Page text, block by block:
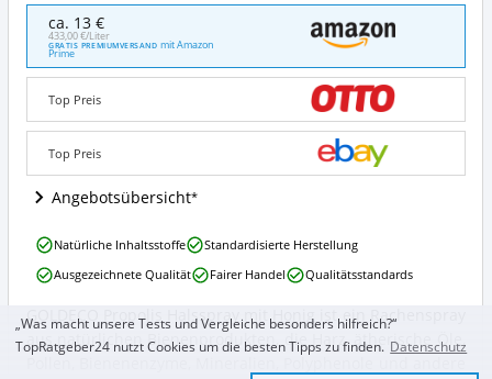
GOLDECO
Propolis
Halsspray
mit
Honig
Angebote:
Wo
dieses
Halsspray
erhältlich?
ca. 13 €
433,00 €/Liter
GRATIS PREMIUMVERSAND mit Amazon
Prime
Top Preis
Top Preis
Angebotsübersicht
GOLDECO
Propolis
Halsspray
GOLDECO Propolis Halsspray mit Honig ist ein Rachenspray
aus natürlichen Bienenprodukten, die Harz, ätherische Öle,
GOLDECO
Propolis
Halsspray
Honig
Vorteile:
Was
Natürliche Inhaltsstoffe
Standardisierte Herstellung
Ausgezeichnete Qualität
Fairer Handel Qualitätsstandards
„Was macht unsere Tests und Vergleiche besonders hilfreich?“
TopRatgeber24 nutzt Cookies um die besten Tipps zu finden. Datenschutz